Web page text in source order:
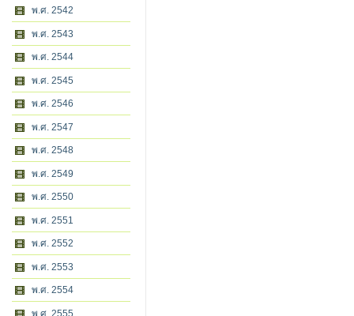
พ.ศ. 2542
พ.ศ. 2543
พ.ศ. 2544
พ.ศ. 2545
พ.ศ. 2546
พ.ศ. 2547
พ.ศ. 2548
พ.ศ. 2549
พ.ศ. 2550
พ.ศ. 2551
พ.ศ. 2552
พ.ศ. 2553
พ.ศ. 2554
พ.ศ. 2555